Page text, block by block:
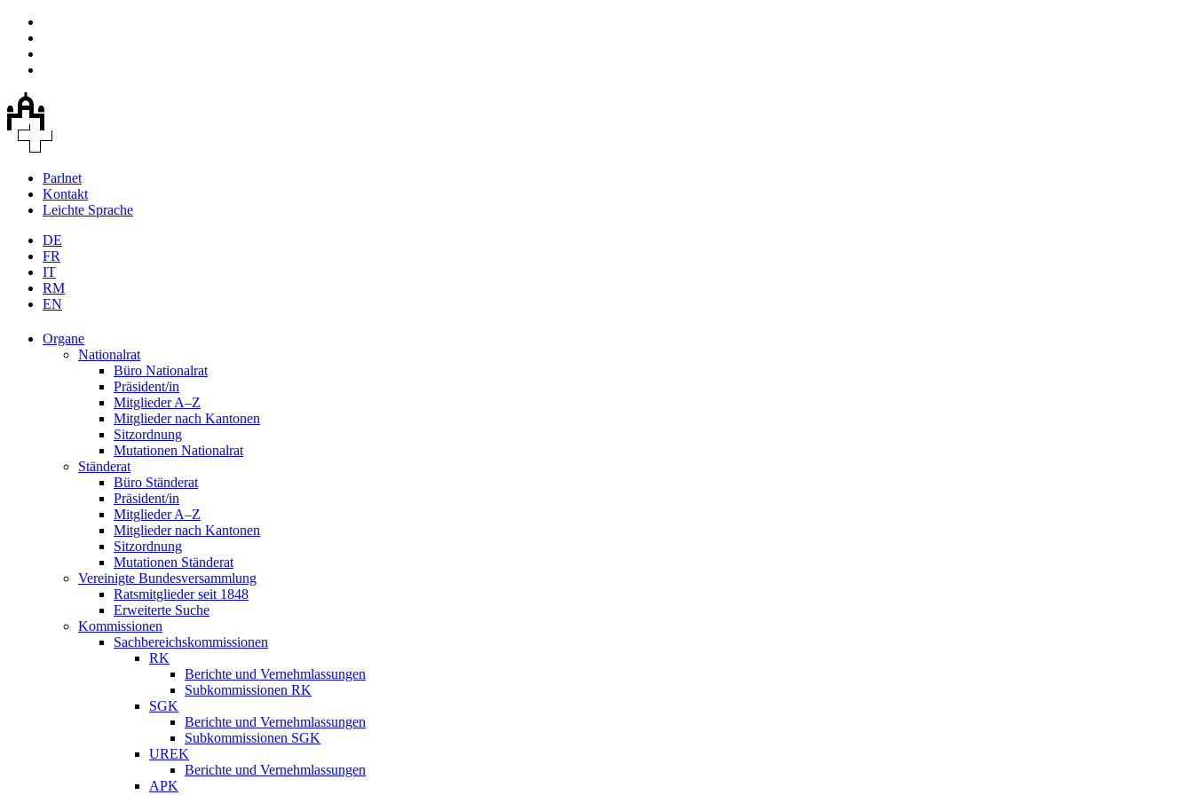
Parlnet
Kontakt
Leichte Sprache
DE
FR
IT
RM
EN
Organe
Nationalrat
Büro Nationalrat
Präsident/in
Mitglieder A–Z
Mitglieder nach Kantonen
Sitzordnung
Mutationen Nationalrat
Ständerat
Büro Ständerat
Präsident/in
Mitglieder A–Z
Mitglieder nach Kantonen
Sitzordnung
Mutationen Ständerat
Vereinigte Bundesversammlung
Ratsmitglieder seit 1848
Erweiterte Suche
Kommissionen
Sachbereichskommissionen
RK
Berichte und Vernehmlassungen
Subkommissionen RK
SGK
Berichte und Vernehmlassungen
Subkommissionen SGK
UREK
Berichte und Vernehmlassungen
APK